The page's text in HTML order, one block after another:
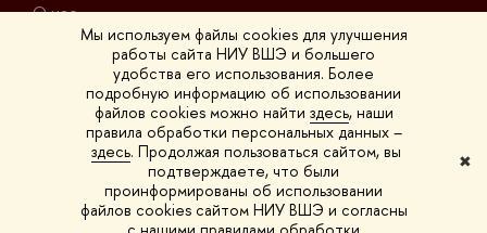
Мы используем файлы cookies для улучшения
работы сайта НИУ ВШЭ и большего
удобства его использования. Более
подробную информацию об использовании
файлов cookies можно найти здесь, наши
правила обработки персональных данных –
здесь. Продолжая пользоваться сайтом, вы
подтверждаете, что были
проинформированы об использовании
файлов cookies сайтом НИУ ВШЭ и согласны
✖
О нас
КОНТАКТЫ
Покровский б-р, 11, K-411
на карте
на Покровке
schola@hse.ru